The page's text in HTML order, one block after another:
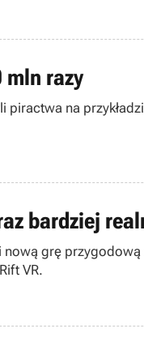
mln razy
na
bardziej
grę
VR.